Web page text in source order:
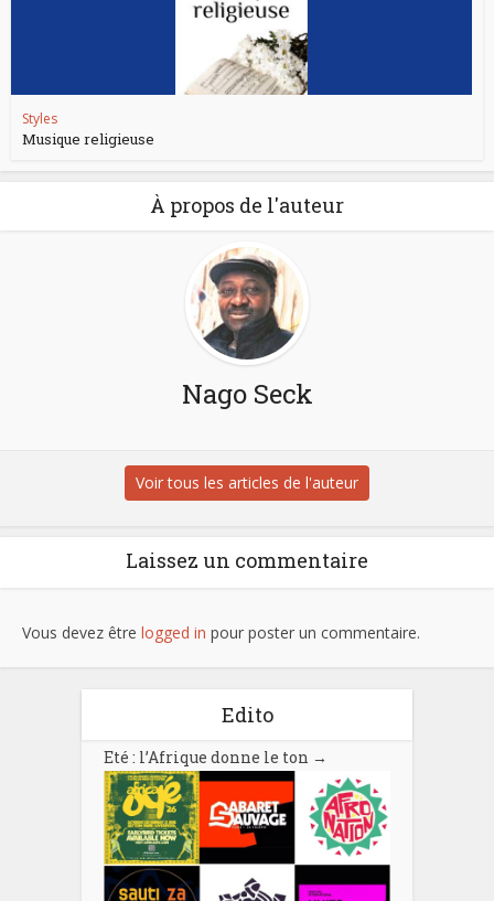
Styles
Musique religieuse
À propos de l'auteur
Nago Seck
Voir tous les articles de l'auteur
Laissez un commentaire
Vous devez être logged in pour poster un commentaire.
Edito
Eté : l’Afrique donne le ton →